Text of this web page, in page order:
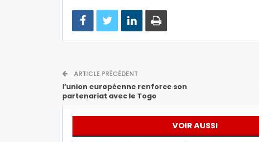
ARTICLE PRÉCÉDENT
l’union européenne renforce son
partenariat avec le Togo
VOIR AUSSI